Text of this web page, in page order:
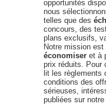
opportunités
nous
telles que des
concours, des
plans exclusifs,
Notre mission est
économiser et à
prix réduits. Pour
lit les règlements
conditions des
sérieuses,
publiées sur notre